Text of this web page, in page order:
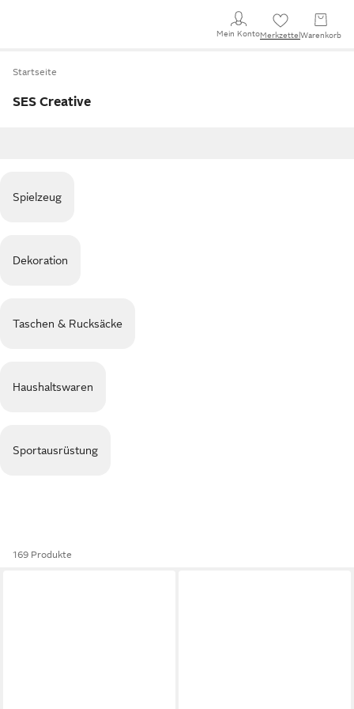
Mein KontoMerkzettel Warenkorb
Startseite
SES Creative
Spielzeug
Dekoration
Taschen & Rucksäcke
Haushaltswaren
Sportausrüstung
169 Produkte